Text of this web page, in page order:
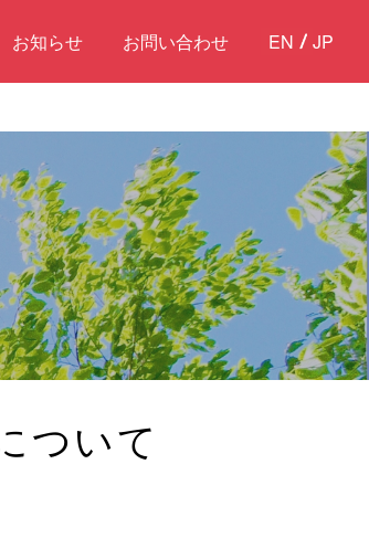
お知らせ お問い合わせ EN JP
ついて